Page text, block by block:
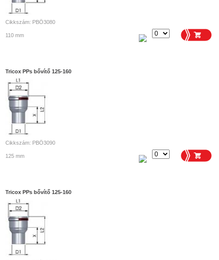
Cikkszám: PBÖ3080
110 mm
Tricox PPs bővítő 125-160
Cikkszám: PBÖ3090
125 mm
Tricox PPs bővítő 125-160